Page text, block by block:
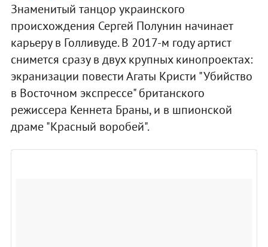
Знаменитый танцор украинского
происхождения Сергей Полунин начинает
карьеру в Голливуде. В 2017-м году артист
снимется сразу в двух крупных кинопроектах:
экранизации повести Агаты Кристи "Убийство
в Восточном экспрессе" британского
режиссера Кеннета Браны, и в шпионской
драме "Красный воробей".